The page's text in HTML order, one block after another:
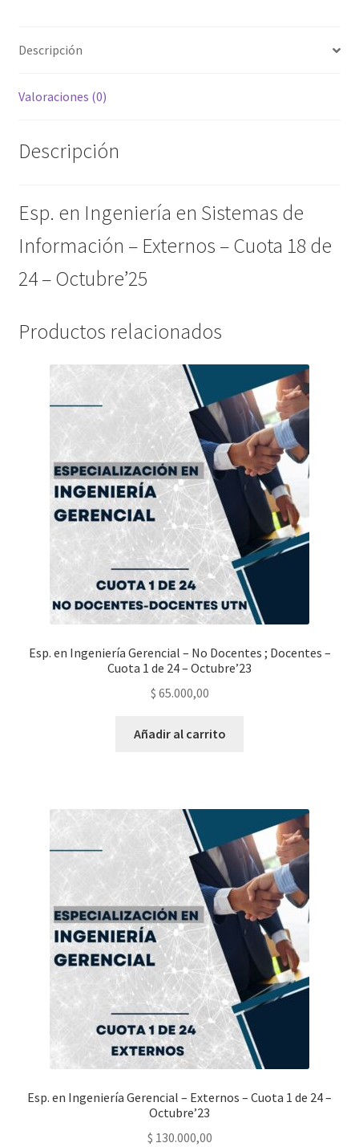
18
24
cantidad
Descripción
Valoraciones (0)
Descripción
Esp. en Ingeniería en Sistemas de
Información – Externos – Cuota 18 de
24 – Octubre’25
Productos relacionados
Esp. en Ingeniería Gerencial – No Docentes ; Docentes –
Cuota 1 de 24 – Octubre’23
$ 65.000,00
Añadir al carrito
Esp. en Ingeniería Gerencial – Externos – Cuota 1 de 24 –
Octubre’23
$ 130.000,00